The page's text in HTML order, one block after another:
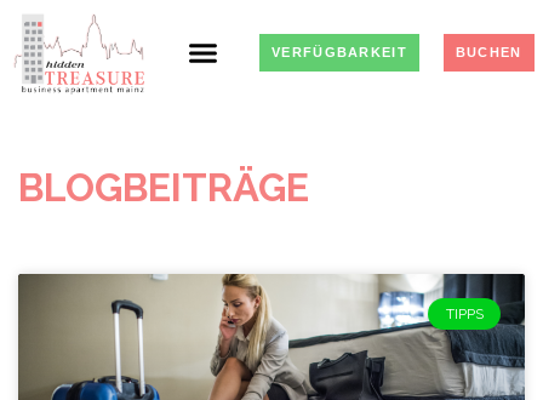
VERFÜGBARKEIT BUCHEN
BLOGBEITRÄGE
TIPPS